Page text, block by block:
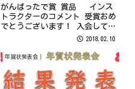
がんばったで賞 賞品 インス
トラクターのコメント 受賞おめ
でとうございます！ 入会して3
ヶ月という短い期間での年賀状
もドリルをコツコツ頑張って来
って優雅に飛んでいるくじゃく
も素敵...
2018.02.10
年賀状発表会